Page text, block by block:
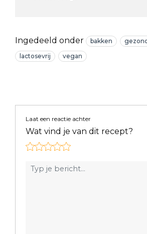
Ingedeeld onder bakken
lactosevrij
vegan
Laat een reactie achter
Wat vind je van dit recept?